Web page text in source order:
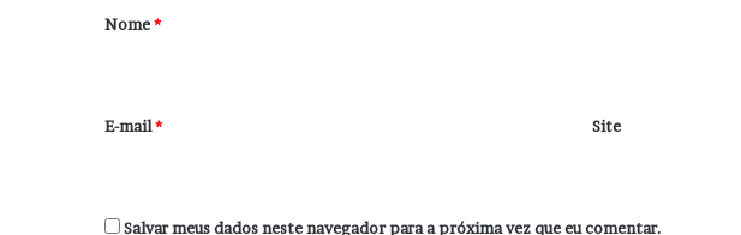
r
*
Nome*
E-mail* Site
Salvar meus dados neste navegador para a próxima vez que eu comentar.